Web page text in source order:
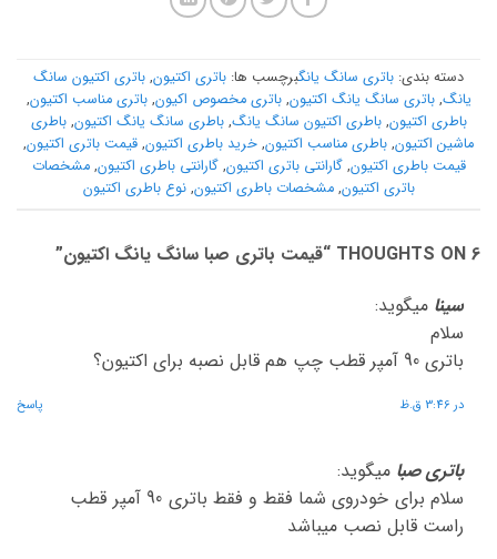
دسته بندی: باتری سانگ یانگبرچسب ها: باتری اکتیون, باتری اکتیون سانگ
یانگ,باتری سانگ یانگ اکتیون,باتری مخصوص اکیون,باتری مناسب اکتیون,
باطری اکتیون,باطری اکتیون سانگ یانگ,باطری سانگ یانگ اکتیون,باطری
ماشین اکتیون, باطری مناسب اکتیون, خرید باطری اکتیون, قیمت باتری اکتیون,
قیمت باطری اکتیون,گارانتی باتری اکتیون,گارانتی باطری اکتیون,مشخصات
باتری اکتیون,مشخصات باطری اکتیون,نوع باطری اکتیون
6 THOUGHTS ON “ قیمت باتری صبا سانگ یانگ اکتیون”
سینا میگوید:
سلام
باتری 90 آمپر قطب چپ هم قابل نصبه برای اکتیون؟
در 3:46 ق.ظ پاسخ
باتری صبا میگوید:
سلام برای خودروی شما فقط و فقط باتری 90 آمپر قطب
راست قابل نصب میباشد